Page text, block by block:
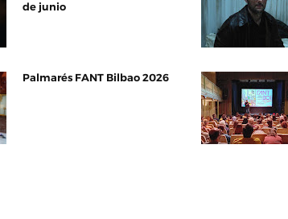
de junio
Palmarés FANT Bilbao 2026